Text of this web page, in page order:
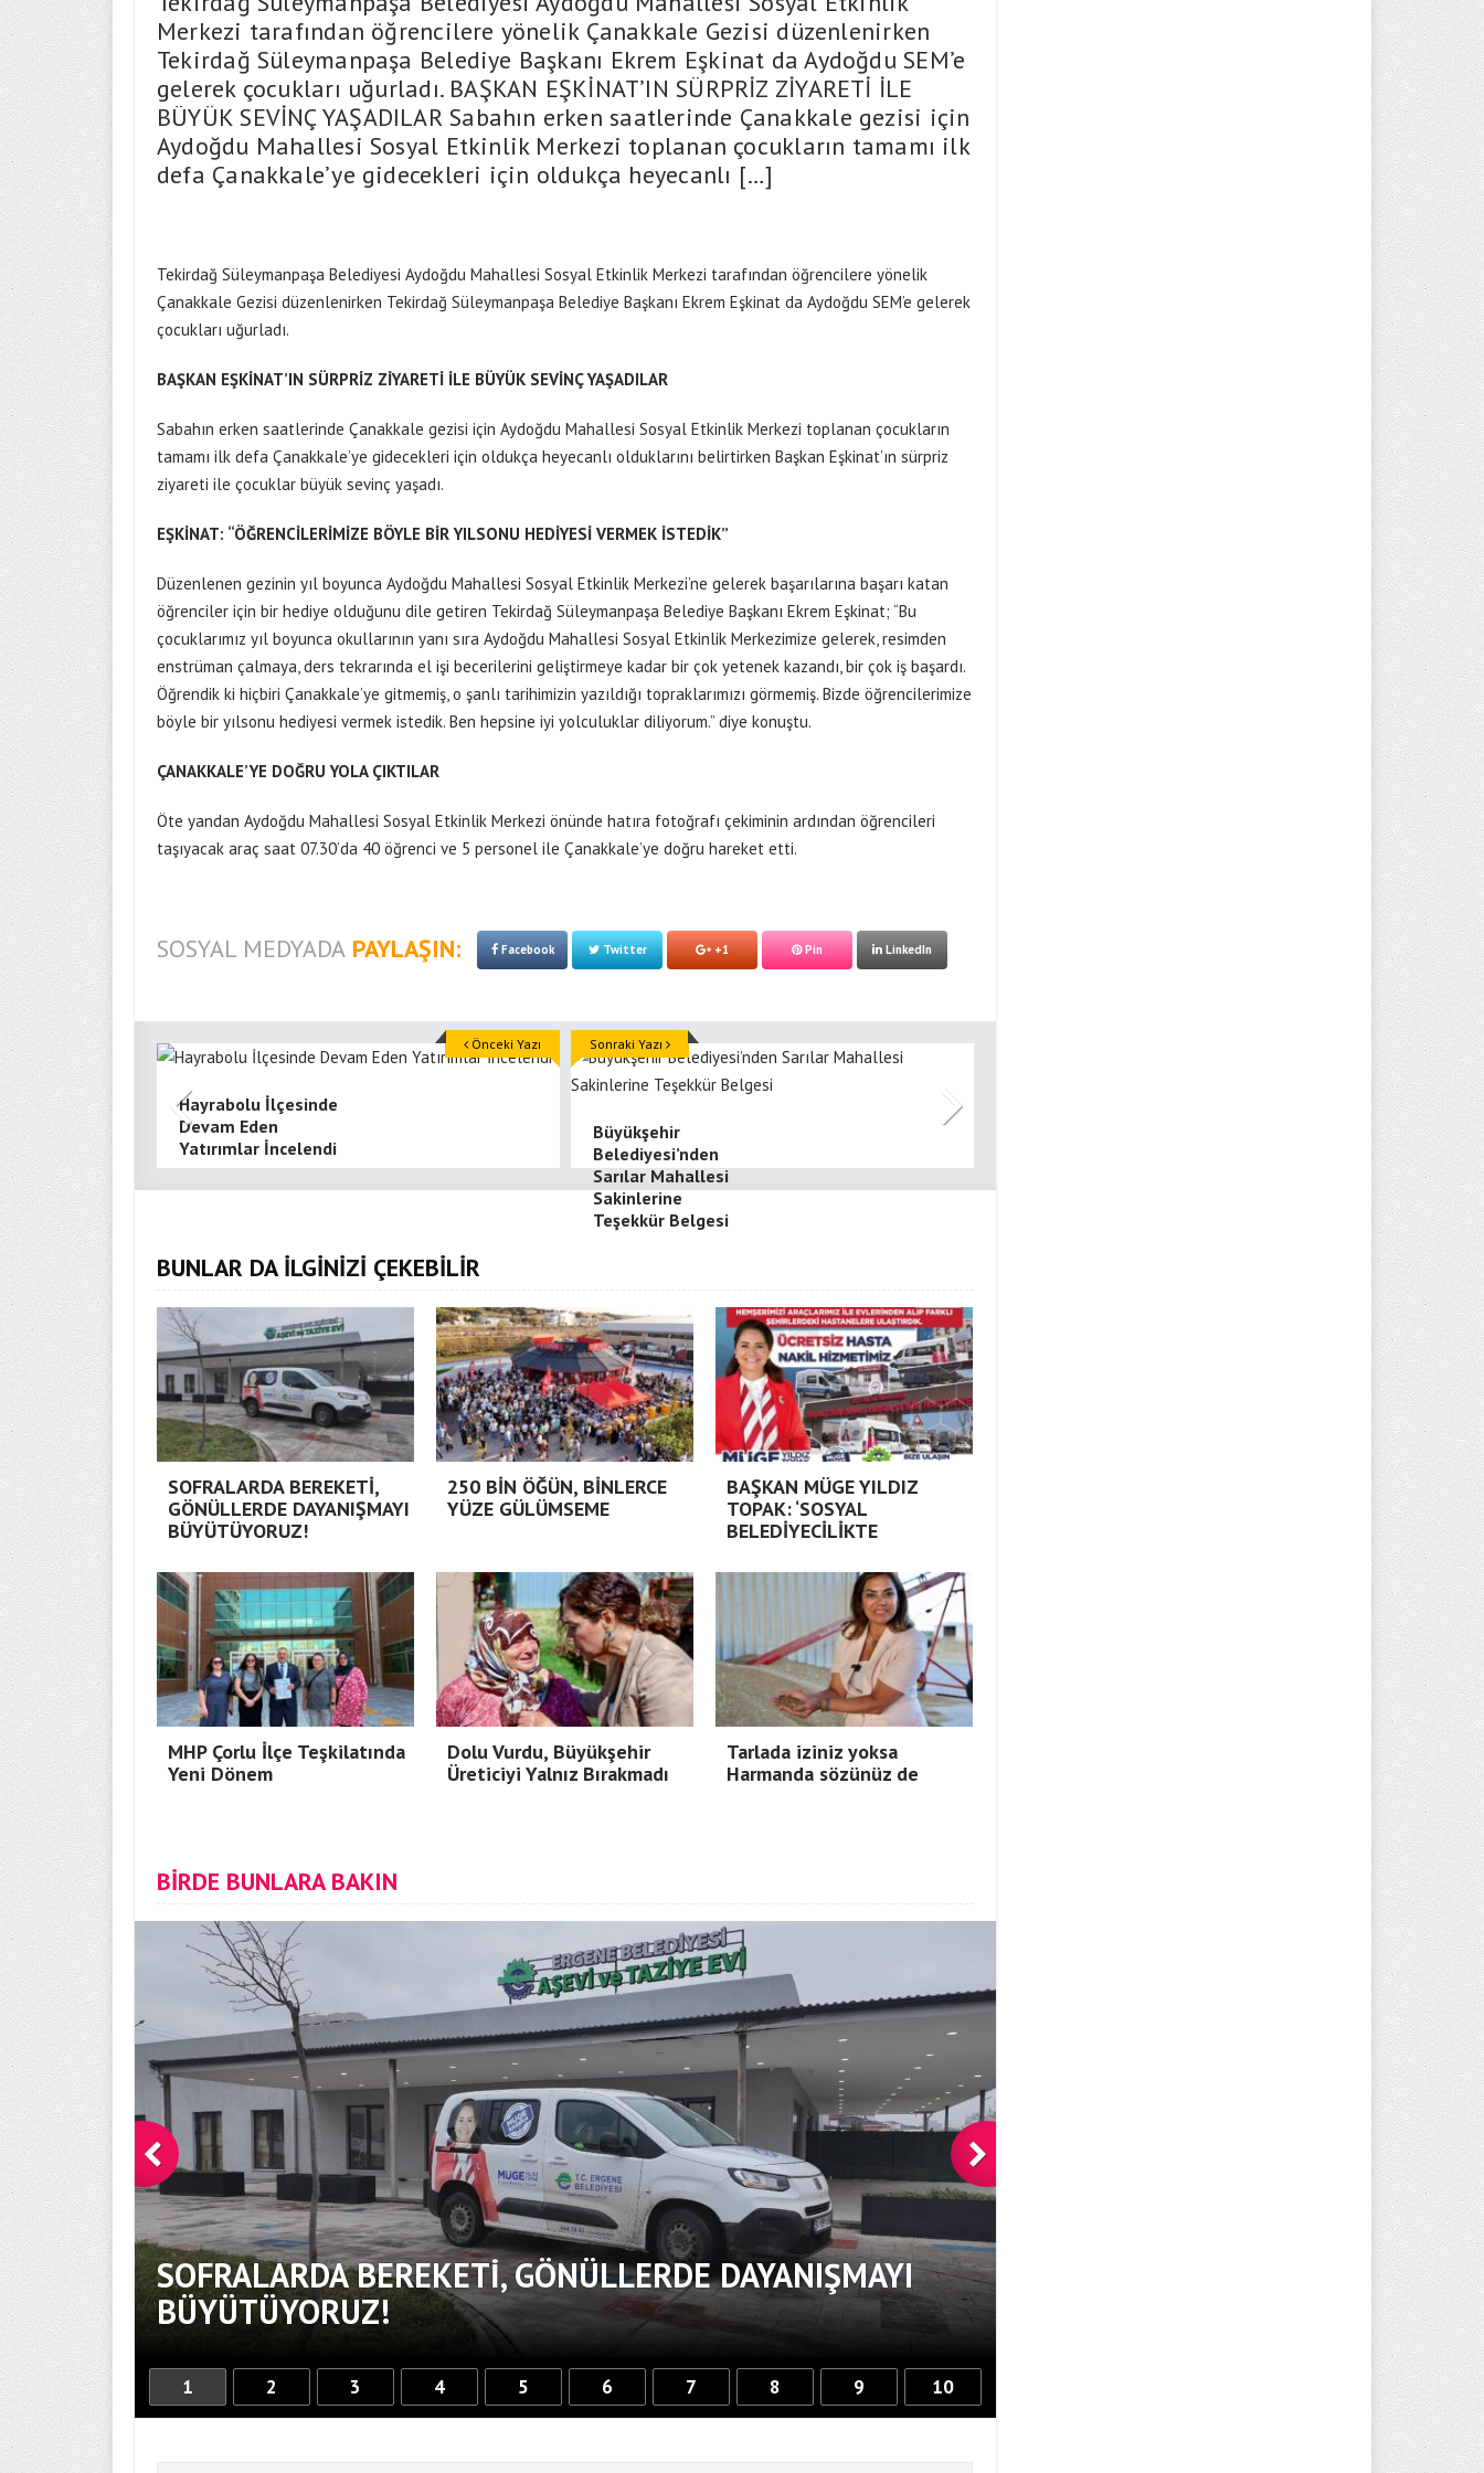
Merkezi tarafından öğrencilere yönelik Çanakkale Gezisi düzenlenirken
Tekirdağ Süleymanpaşa Belediye Başkanı Ekrem Eşkinat da Aydoğdu SEM’e
gelerek çocukları uğurladı. BAŞKAN EŞKİNAT’IN SÜRPRİZ ZİYARETİ İLE
BÜYÜK SEVİNÇ YAŞADILAR Sabahın erken saatlerinde Çanakkale gezisi için
Aydoğdu Mahallesi Sosyal Etkinlik Merkezi toplanan çocukların tamamı ilk
defa Çanakkale’ye gidecekleri için oldukça heyecanlı […]
Tekirdağ Süleymanpaşa Belediyesi Aydoğdu Mahallesi Sosyal Etkinlik Merkezi tarafından öğrencilere yönelik
Çanakkale Gezisi düzenlenirken Tekirdağ Süleymanpaşa Belediye Başkanı Ekrem Eşkinat da Aydoğdu SEM’e gelerek
çocukları uğurladı.
BAŞKAN EŞKİNAT’IN SÜRPRİZ ZİYARETİ İLE BÜYÜK SEVİNÇ YAŞADILAR
Sabahın erken saatlerinde Çanakkale gezisi için Aydoğdu Mahallesi Sosyal Etkinlik Merkezi toplanan çocukların
tamamı ilk defa Çanakkale’ye gidecekleri için oldukça heyecanlı olduklarını belirtirken Başkan Eşkinat’ın sürpriz
ziyareti ile çocuklar büyük sevinç yaşadı.
EŞKİNAT: “ÖĞRENCİLERİMİZE BÖYLE BİR YILSONU HEDİYESİ VERMEK İSTEDİK”
Düzenlenen gezinin yıl boyunca Aydoğdu Mahallesi Sosyal Etkinlik Merkezi’ne gelerek başarılarına başarı katan
öğrenciler için bir hediye olduğunu dile getiren Tekirdağ Süleymanpaşa Belediye Başkanı Ekrem Eşkinat; “Bu
çocuklarımız yıl boyunca okullarının yanı sıra Aydoğdu Mahallesi Sosyal Etkinlik Merkezimize gelerek, resimden
enstrüman çalmaya, ders tekrarında el işi becerilerini geliştirmeye kadar bir çok yetenek kazandı, bir çok iş başardı.
Öğrendik ki hiçbiri Çanakkale’ye gitmemiş, o şanlı tarihimizin yazıldığı topraklarımızı görmemiş. Bizde öğrencilerimize
böyle bir yılsonu hediyesi vermek istedik. Ben hepsine iyi yolculuklar diliyorum.” diye konuştu.
ÇANAKKALE’YE DOĞRU YOLA ÇIKTILAR
Öte yandan Aydoğdu Mahallesi Sosyal Etkinlik Merkezi önünde hatıra fotoğrafı çekiminin ardından öğrencileri
taşıyacak araç saat 07.30’da 40 öğrenci ve 5 personel ile Çanakkale’ye doğru hareket etti.
SOSYAL MEDYADA PAYLAŞIN: Facebook Twitter +1 Pin LinkedIn
Hayrabolu İlçesinde
Devam Eden
Yatırımlar İncelendi
Önceki Yazı
Büyükşehir
Belediyesi’nden
Sarılar Mahallesi
Sakinlerine
Teşekkür Belgesi
Sonraki Yazı
BUNLAR DA İLGİNİZİ ÇEKEBİLİR
SOFRALARDA BEREKETİ,
GÖNÜLLERDE DAYANIŞMAYI
BÜYÜTÜYORUZ!
250 BİN ÖĞÜN, BİNLERCE
YÜZE GÜLÜMSEME
BAŞKAN MÜGE YILDIZ
TOPAK: ‘SOSYAL
BELEDİYECİLİKTE
MHP Çorlu İlçe Teşkilatında
Yeni Dönem
Dolu Vurdu, Büyükşehir
Üreticiyi Yalnız Bırakmadı
Tarlada iziniz yoksa
Harmanda sözünüz de
BİRDE BUNLARA BAKIN
SOFRALARDA BEREKETİ, GÖNÜLLERDE DAYANIŞMAYI
BÜYÜTÜYORUZ!
250 BİN ÖĞÜN, BİNLERCE
1 2 3 4 5 6 7 8 9 10